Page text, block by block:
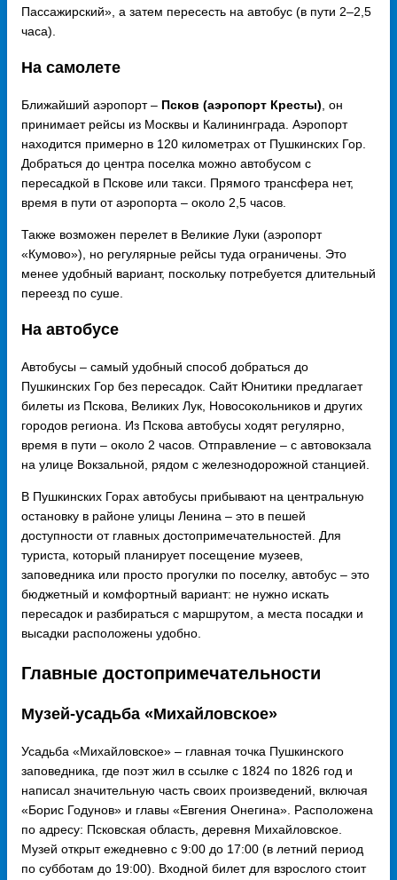
Пассажирский», а затем пересесть на автобус (в пути 2–2,5
часа).
На самолете
Ближайший аэропорт – Псков (аэропорт Кресты) , он
принимает рейсы из Москвы и Калининграда. Аэропорт
находится примерно в 120 километрах от Пушкинских Гор.
Добраться до центра поселка можно автобусом с
пересадкой в Пскове или такси. Прямого трансфера нет,
время в пути от аэропорта – около 2,5 часов.
Также возможен перелет в Великие Луки (аэропорт
«Кумово»), но регулярные рейсы туда ограничены. Это
менее удобный вариант, поскольку потребуется длительный
переезд по суше.
На автобусе
Автобусы – самый удобный способ добраться до
Пушкинских Гор без пересадок. Сайт Юнитики предлагает
билеты из Пскова, Великих Лук, Новосокольников и других
городов региона. Из Пскова автобусы ходят регулярно,
время в пути – около 2 часов. Отправление – с автовокзала
на улице Вокзальной, рядом с железнодорожной станцией.
В Пушкинских Горах автобусы прибывают на центральную
остановку в районе улицы Ленина – это в пешей
доступности от главных достопримечательностей. Для
туриста, который планирует посещение музеев,
заповедника или просто прогулки по поселку, автобус – это
бюджетный и комфортный вариант: не нужно искать
пересадок и разбираться с маршрутом, а места посадки и
высадки расположены удобно.
Главные достопримечательности
Музей-усадьба «Михайловское»
Усадьба «Михайловское» – главная точка Пушкинского
заповедника, где поэт жил в ссылке с 1824 по 1826 год и
написал значительную часть своих произведений, включая
«Борис Годунов» и главы «Евгения Онегина». Расположена
по адресу: Псковская область, деревня Михайловское.
Музей открыт ежедневно с 9:00 до 17:00 (в летний период
по субботам до 19:00). Входной билет для взрослого стоит